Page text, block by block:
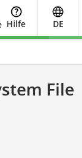
Hilfe DE
File